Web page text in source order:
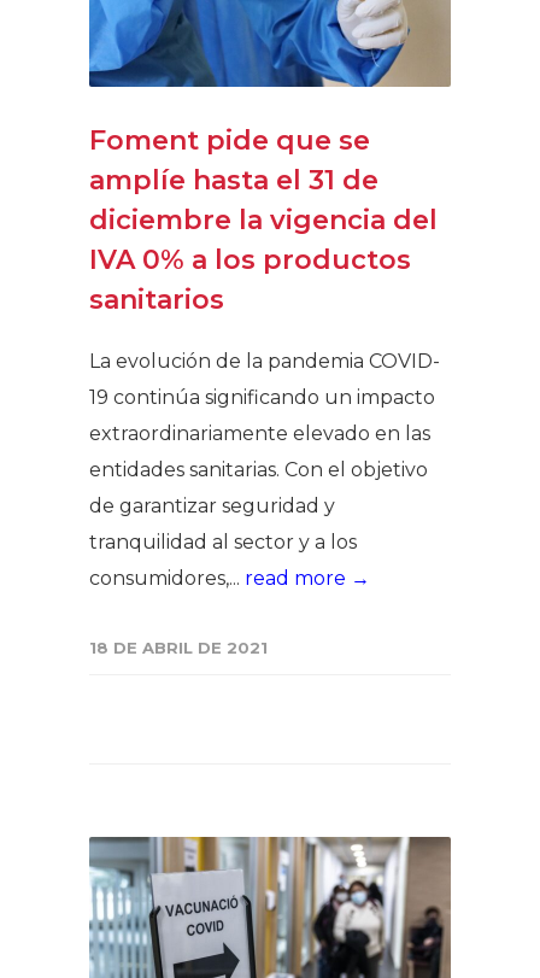
Foment pide que se
amplíe hasta el 31 de
diciembre la vigencia del
IVA 0% a los productos
sanitarios
La evolución de la pandemia COVID-
19 continúa significando un impacto
extraordinariamente elevado en las
entidades sanitarias. Con el objetivo
de garantizar seguridad y
tranquilidad al sector y a los
consumidores,... read more →
18 DE ABRIL DE 2021